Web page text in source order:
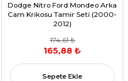
Dodge Nitro Ford Mondeo Arka
Cam Krikosu Tamir Seti (2000-
2012)
174,61 ₺
165,88 ₺
Sepete Ekle